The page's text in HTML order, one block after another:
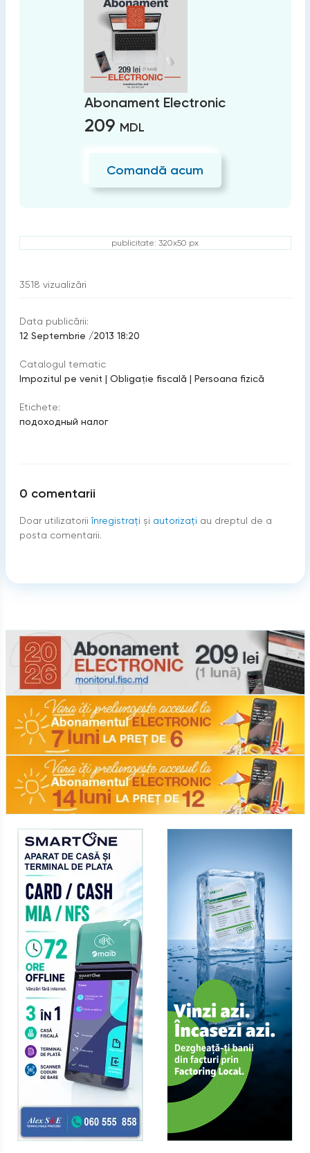
Abonament Electronic
209 MDL
Comandă acum
publicitate: 320x50 px
3518 vizualizări
Data publicării:
12 Septembrie /2013 18:20
Catalogul tematic
Impozitul pe venit | Obligație fiscală | Persoana fizică
Etichete:
подоходный налог
0 comentarii
Doar utilizatorii înregistraţi şi autorizați au dreptul de a
posta comentarii.